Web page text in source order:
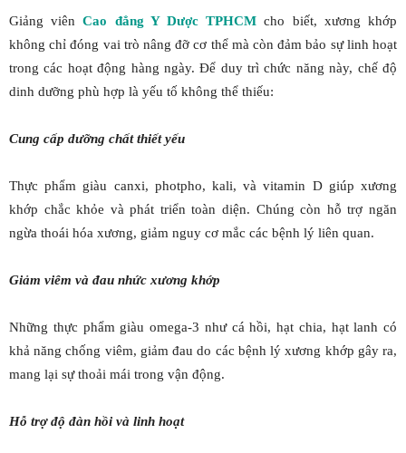
Giảng viênCao đẳng Y Dược TPHCM cho biết, xương khớp
không chỉ đóng vai trò nâng đỡ cơ thể mà còn đảm bảo sự linh hoạt
trong các hoạt động hàng ngày. Để duy trì chức năng này, chế độ
dinh dưỡng phù hợp là yếu tố không thể thiếu:
Cung cấp dưỡng chất thiết yếu
Thực phẩm giàu canxi, photpho, kali, và vitamin D giúp xương
khớp chắc khỏe và phát triển toàn diện. Chúng còn hỗ trợ ngăn
ngừa thoái hóa xương, giảm nguy cơ mắc các bệnh lý liên quan.
Giảm viêm và đau nhức xương khớp
Những thực phẩm giàu omega-3 như cá hồi, hạt chia, hạt lanh có
khả năng chống viêm, giảm đau do các bệnh lý xương khớp gây ra,
mang lại sự thoải mái trong vận động.
Hỗ trợ độ đàn hồi và linh hoạt